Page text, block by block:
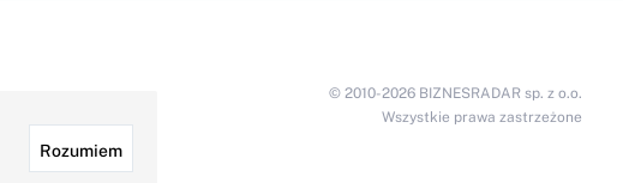
© 2010-2026 BIZNESRADAR sp. z o.o.
Wszystkie prawa zastrzeżone
Rozumiem